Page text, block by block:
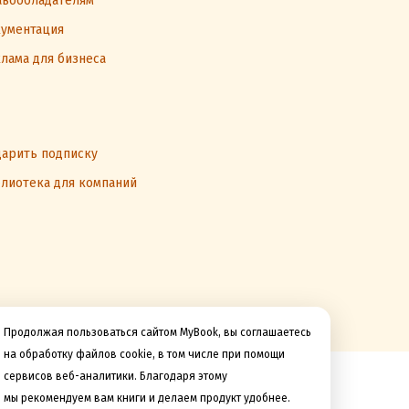
Продолжая пользоваться сайтом MyBook, вы соглашаетесь
на обработку файлов cookie, в том числе при помощи
сервисов веб-аналитики. Благодаря этому
мы рекомендуем вам книги и делаем продукт удобнее.
для бизнеса
подписку
для компаний